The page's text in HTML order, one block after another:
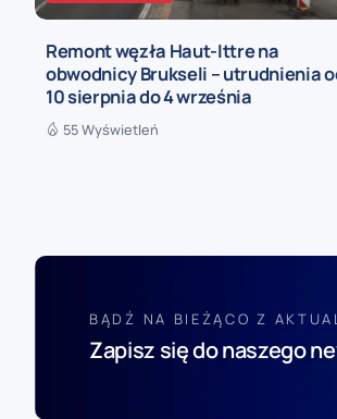
Remont węzła Haut-Ittre na
obwodnicy Brukseli – utrudnienia
10 sierpnia do 4 września
55 Wyświetleń
BĄDŹ NA BIEŻĄCO Z
Zapisz się do naszego